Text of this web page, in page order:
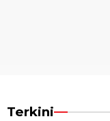
Terkini